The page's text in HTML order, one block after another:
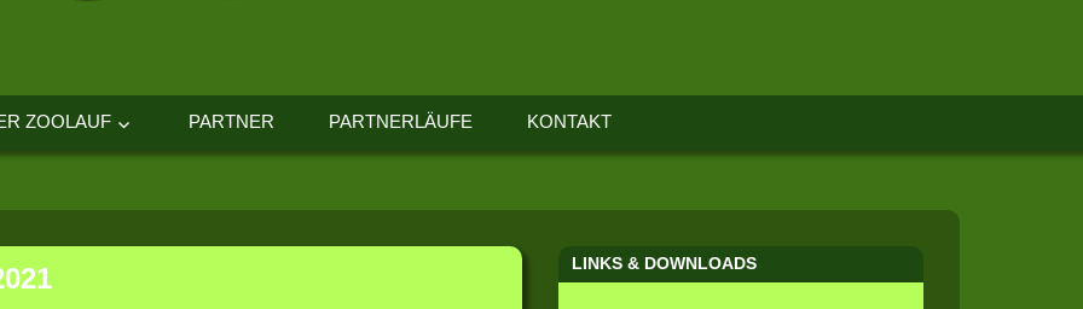
ZOOLAUF PARTNER PARTNERLÄUFE KONTAKT
LINKS & DOWNLOADS